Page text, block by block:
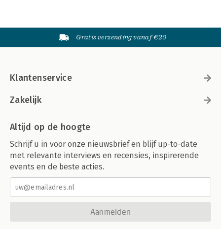
Gratis verzending vanaf €20
Klantenservice
Zakelijk
Altijd op de hoogte
Schrijf u in voor onze nieuwsbrief en blijf up-to-date
met relevante interviews en recensies, inspirerende
events en de beste acties.
Aanmelden